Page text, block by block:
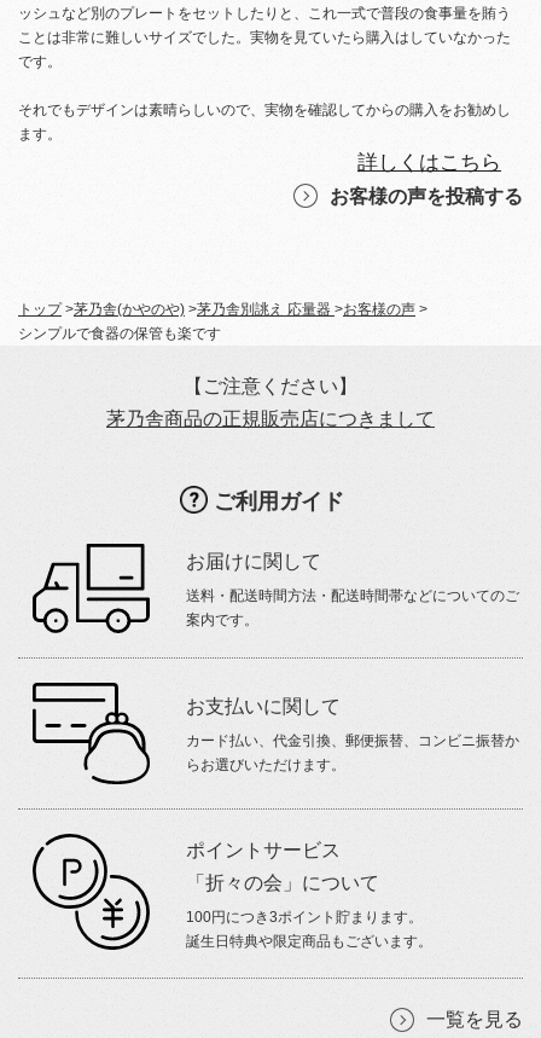
ッシュなど別のプレートをセットしたりと、これ一式で普段の食事量を賄う
ことは非常に難しいサイズでした。実物を見ていたら購入はしていなかった
です。
それでもデザインは素晴らしいので、実物を確認してからの購入をお勧めし
ます。
詳しくはこちら
お客様の声を投稿する
トップ>茅乃舎(かやのや) >茅乃舎別誂え 応量器 >お客様の声 >
シンプルで食器の保管も楽です
【ご注意ください】
茅乃舎商品の正規販売店につきまして
ご利用ガイド
お届けに関して
送料・配送時間方法・配送時間帯などについてのご
案内です。
お支払いに関して
カード払い、代金引換、郵便振替、コンビニ振替か
らお選びいただけます。
ポイントサービス
「折々の会」について
100円につき3ポイント貯まります。
誕生日特典や限定商品もございます。
一覧を見る